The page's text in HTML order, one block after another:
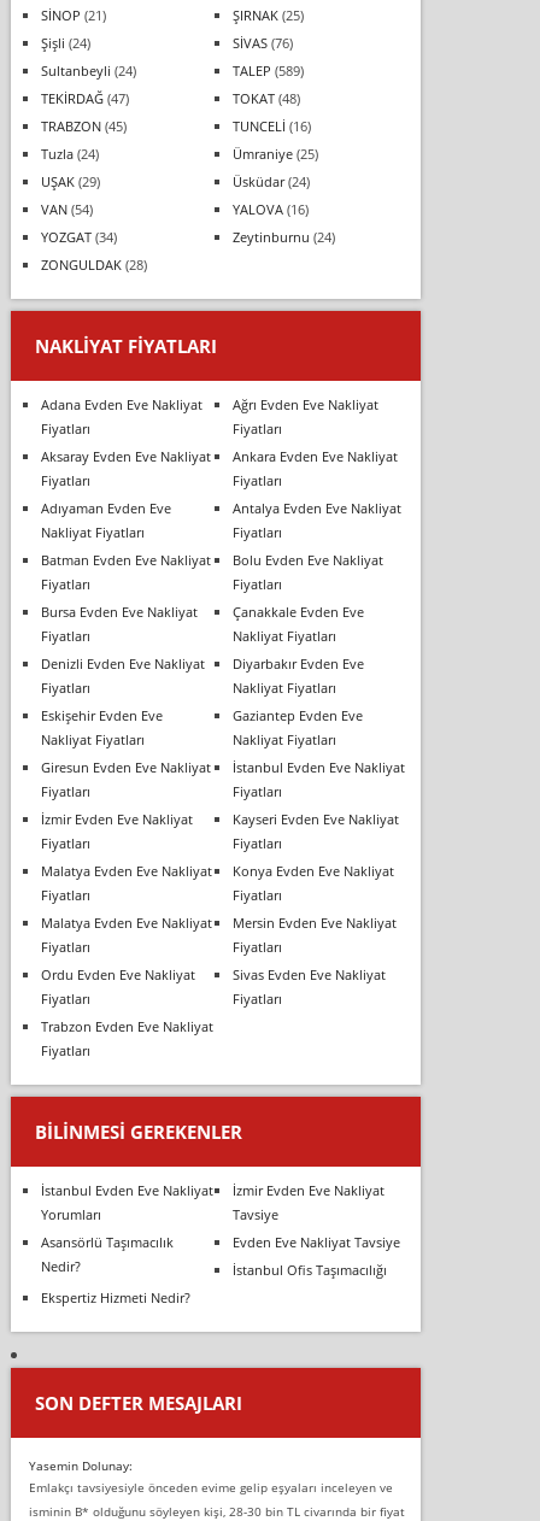
SİNOP (21) ŞIRNAK(25)
Şişli (24) SİVAS(76)
Sultanbeyli (24) TALEP (589)
TEKİRDAĞ(47) TOKAT(48)
TRABZON(45) TUNCELİ (16)
Tuzla(24) Ümraniye(25)
UŞAK(29) Üsküdar(24)
VAN(54) YALOVA(16)
YOZGAT(34) Zeytinburnu (24)
ZONGULDAK(28)
NAKLIYAT FIYATLARI
Adana Evden Eve Nakliyat
Fiyatları
Ağrı Evden Eve Nakliyat
Fiyatları
Aksaray Evden Eve Nakliyat
Fiyatları
Ankara Evden Eve Nakliyat
Fiyatları
Adıyaman Evden Eve
Nakliyat Fiyatları
Antalya Evden Eve Nakliyat
Fiyatları
Batman Evden Eve Nakliyat
Fiyatları
Bolu Evden Eve Nakliyat
Fiyatları
Bursa Evden Eve Nakliyat
Fiyatları
Çanakkale Evden Eve
Nakliyat Fiyatları
Denizli Evden Eve Nakliyat
Fiyatları
Diyarbakır Evden Eve
Nakliyat Fiyatları
Eskişehir Evden Eve
Nakliyat Fiyatları
Gaziantep Evden Eve
Nakliyat Fiyatları
Giresun Evden Eve Nakliyat
Fiyatları
İstanbul Evden Eve Nakliyat
Fiyatları
İzmir Evden Eve Nakliyat
Fiyatları
Kayseri Evden Eve Nakliyat
Fiyatları
Malatya Evden Eve Nakliyat
Fiyatları
Konya Evden Eve Nakliyat
Fiyatları
Malatya Evden Eve Nakliyat
Fiyatları
Mersin Evden Eve Nakliyat
Fiyatları
Ordu Evden Eve Nakliyat
Fiyatları
Sivas Evden Eve Nakliyat
Fiyatları
Trabzon Evden Eve Nakliyat
Fiyatları
BILINMESI GEREKENLER
İstanbul Evden Eve Nakliyat
Yorumları
İzmir Evden Eve Nakliyat
Tavsiye
Asansörlü Taşımacılık
Nedir?
Evden Eve Nakliyat Tavsiye
İstanbul Ofis Taşımacılığı
Ekspertiz Hizmeti Nedir?
SON DEFTER MESAJLARI
Yasemin Dolunay:
Emlakçı tavsiyesiyle önceden evime gelip eşyaları inceleyen ve
isminin B* olduğunu söyleyen kişi, 28-30 bin TL civarında bir fiyat